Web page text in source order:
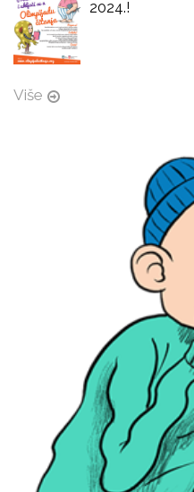
2024.!
Više